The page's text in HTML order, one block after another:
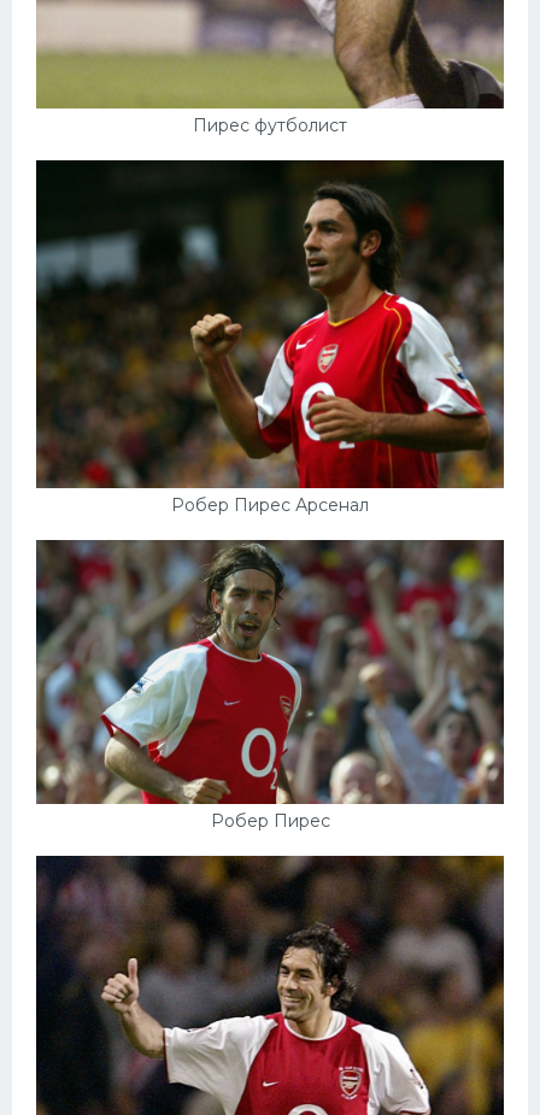
Пирес футболист
Робер Пирес Арсенал
Робер Пирес